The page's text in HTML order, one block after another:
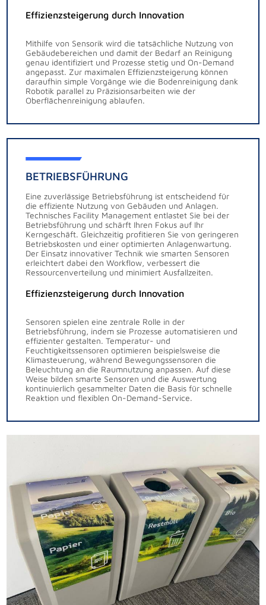
Effizienzsteigerung durch Innovation
Mithilfe von Sensorik wird die tatsächliche Nutzung von
Gebäudebereichen und damit der Bedarf an Reinigung
genau identifiziert und Prozesse stetig und On-Demand
angepasst. Zur maximalen Effizienzsteigerung können
daraufhin simple Vorgänge wie die Bodenreinigung dank
Robotik parallel zu Präzisionsarbeiten wie der
Oberflächenreinigung ablaufen.
BETRIEBSFÜHRUNG
Eine zuverlässige Betriebsführung ist entscheidend für
die effiziente Nutzung von Gebäuden und Anlagen.
Technisches Facility Management entlastet Sie bei der
Betriebsführung und schärft Ihren Fokus auf Ihr
Kerngeschäft. Gleichzeitig profitieren Sie von geringeren
Betriebskosten und einer optimierten Anlagenwartung.
Der Einsatz innovativer Technik wie smarten Sensoren
erleichtert dabei den Workflow, verbessert die
Ressourcenverteilung und minimiert Ausfallzeiten.
Effizienzsteigerung durch Innovation
Sensoren spielen eine zentrale Rolle in der
Betriebsführung, indem sie Prozesse automatisieren und
effizienter gestalten. Temperatur- und
Feuchtigkeitssensoren optimieren beispielsweise die
Klimasteuerung, während Bewegungssensoren die
Beleuchtung an die Raumnutzung anpassen. Auf diese
Weise bilden smarte Sensoren und die Auswertung
kontinuierlich gesammelter Daten die Basis für schnelle
Reaktion und flexiblen On-Demand-Service.